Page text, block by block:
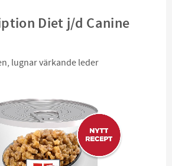
Diet j/d Canine
lugnar värkande leder